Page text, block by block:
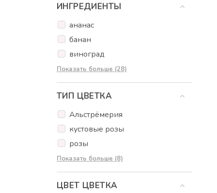
ИНГРЕДИЕНТЫ
ананас
банан
виноград
Груша
яблоки
клубника
киви
лесные фрукты
инжир
Гранат
манго
Дыня
Показать больше (28)
ТИП ЦВЕТКА
Альстрёмерия
кустовые розы
розы
тюльпаны
Эвкалипт
эустома
Показать больше (8)
ЦВЕТ ЦВЕТКА